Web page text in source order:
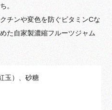
。
チンや変色を防ぐビタミンCな
た自家製濃縮フルーツジャム
玉）、砂糖